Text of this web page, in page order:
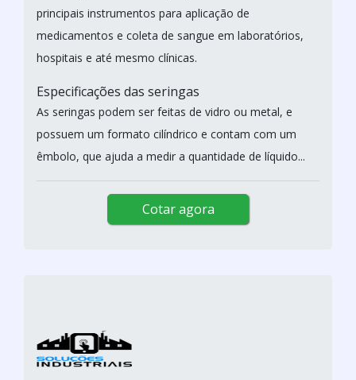
principais instrumentos para aplicação de
medicamentos e coleta de sangue em laboratórios,
hospitais e até mesmo clínicas.
Especificações das seringas
As seringas podem ser feitas de vidro ou metal, e
possuem um formato cilíndrico e contam com um
êmbolo, que ajuda a medir a quantidade de líquido...
Cotar agora